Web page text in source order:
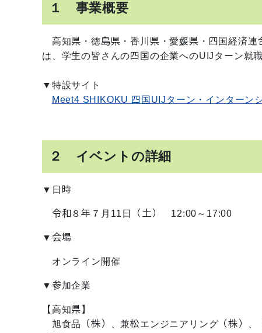
１ 事業概要
高知県・徳島県・香川県・愛媛県・四国経済連
は、学生の皆さんの四国の企業へのUIJターン就
▼特設サイト
Meet4 SHIKOKU 四国UIJターン・インターン
２ イベントの詳細
▼日時
令和８年７月11日（土） 12:00～17:00
▼会場
オンライン開催
▼参加企業
【高知県】
旭食品（株）、兼松エンジニアリング（株）、